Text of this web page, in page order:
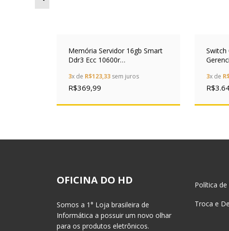
Memória Servidor 16gb Smart
Ddr3 Ecc 10600r
3x de R$123,33 sem juros
R$369,99
Switch
3x de
OFICINA DO HD
Somos a 1° Loja brasileira de
Informática a possuir um novo olhar
para os produtos eletrônicos.
Política de
Troca e